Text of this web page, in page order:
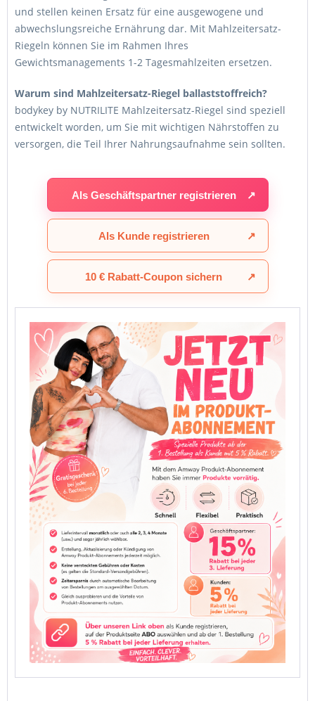
und stellen keinen Ersatz für eine ausgewogene und
abwechslungsreiche Ernährung dar. Mit Mahlzeitersatz-
Riegeln können Sie im Rahmen Ihres
Gewichtsmanagements 1-2 Tagesmahlzeiten ersetzen.
Warum sind Mahlzeitersatz-Riegel ballaststoffreich?
bodykey by NUTRILITE Mahlzeitersatz-Riegel sind speziell
entwickelt worden, um Sie mit wichtigen Nährstoffen zu
versorgen, die Teil Ihrer Nahrungsaufnahme sein sollten.
Als Geschäftspartner registrieren ↗
Als Kunde registrieren ↗
10 € Rabatt-Coupon sichern ↗